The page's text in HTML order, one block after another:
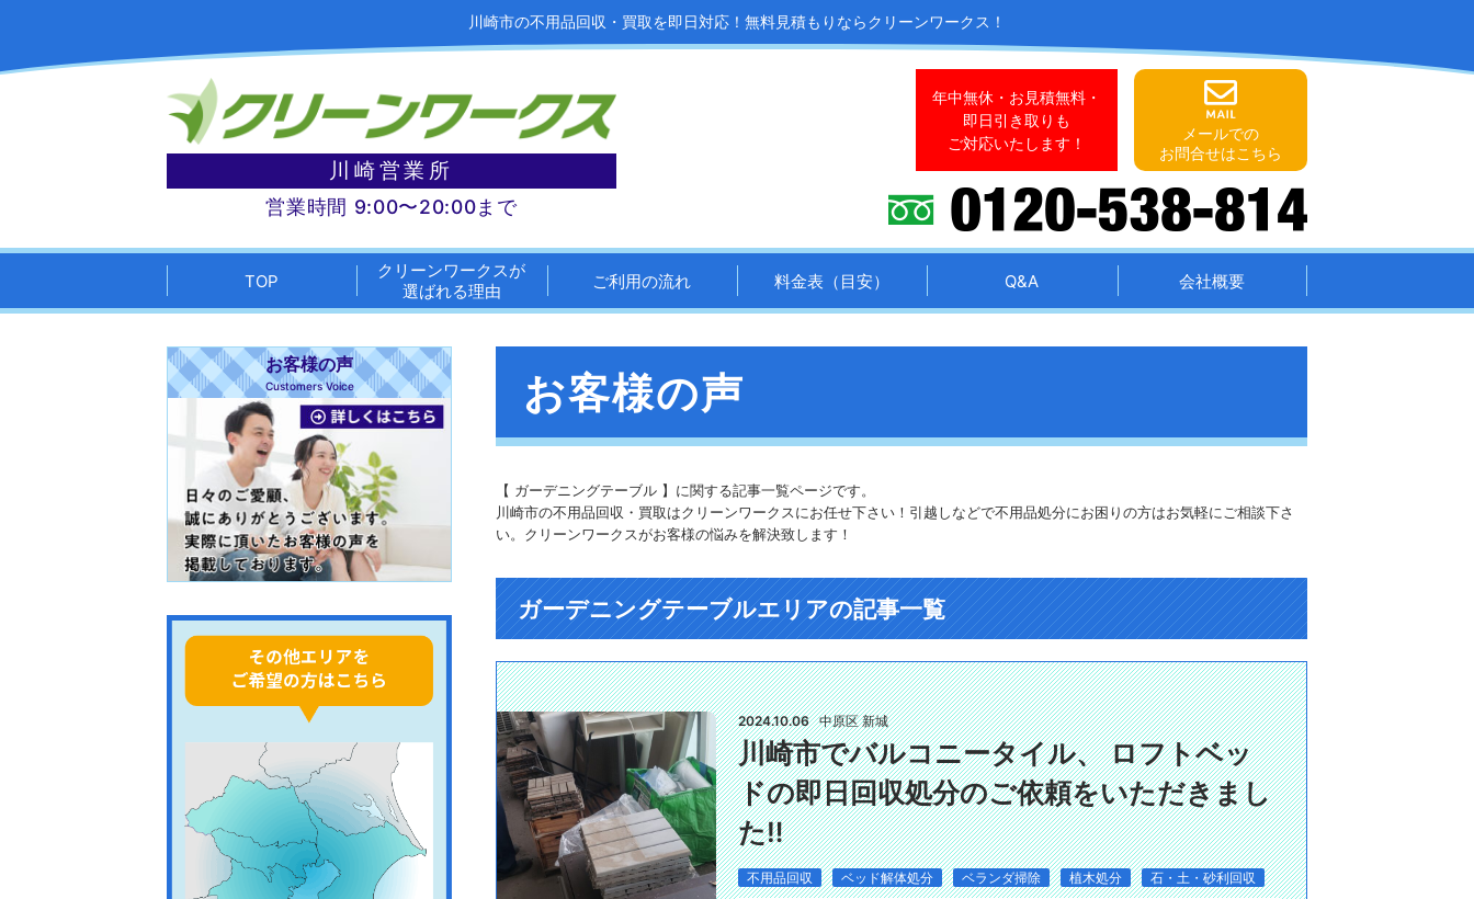
川崎市の不用品回収・買取を即日対応！ 無料見積もりならクリーンワークス！
川崎営業所
営業時間 9:00〜20:00まで
年中無休・お見積無料・
即日引き取りも
ご対応いたします！
メールでの
お問合せはこちら
TOP
クリーンワークスが
選ばれる理由
ご利用の流れ 料金表（目安） Q&A 会社概要
お客様の声
【 ガーデニングテーブル 】に関する記事一覧ページです。
川崎市の不用品回収・買取はクリーンワークスにお任せ下さい！引越しなどで不用品処分にお困りの方はお気軽にご相談下さ
い。クリーンワークスがお客様の悩みを解決致します！
ガーデニングテーブルエリアの記事一覧
2024.10.06 中原区 新城
川崎市でバルコニータイル、 ロフトベッ
ドの即日回収処分のご依頼をいただきまし
た‼️
不用品回収 ベッド解体処分 ベランダ掃除 植木処分 石・土・砂利回収
お客様の声
Customers Voice